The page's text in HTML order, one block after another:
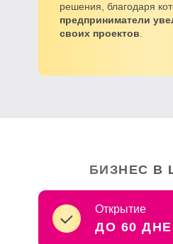
решения, благодаря
предприниматели
своих проектов
БИЗНЕС В
ДО 60
Открытие